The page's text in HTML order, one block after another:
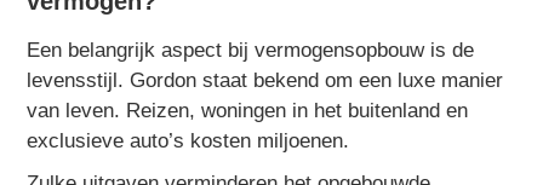
Een belangrijk aspect bij vermogensopbouw is de
levensstijl. Gordon staat bekend om een luxe manier
van leven. Reizen, woningen in het buitenland en
exclusieve auto’s kosten miljoenen.